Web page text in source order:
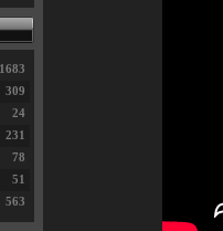
1683
309
24
231
78
51
563